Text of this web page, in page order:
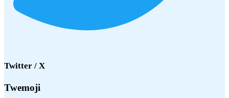
Twitter / X
Twemoji